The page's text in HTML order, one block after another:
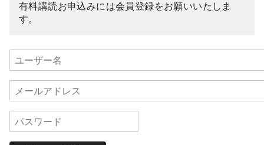
有料講読お申込みには会員登録をお願いいたしま
す。